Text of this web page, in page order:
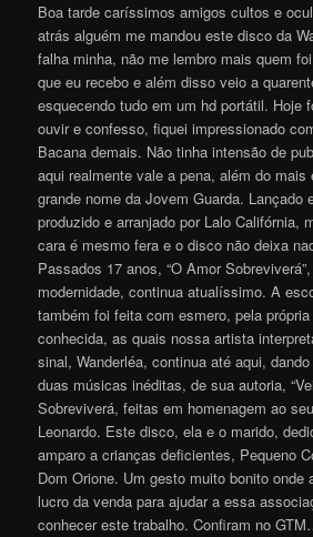
Boa tarde caríssimos amigos cultos e
atrás alguém me mandou este disco da
falha minha, não me lembro mais quem
que eu recebo e além disso veio a
esquecendo tudo em um hd portátil. Hoje
ouvir e confesso, fiquei impressionado
Bacana demais. Não tinha intensão de
aqui realmente vale a pena, além do mais
grande nome da Jovem Guarda. Lançado
produzido e arranjado por Lalo Califórnia,
cara é mesmo fera e o disco não deixa
Passados 17 anos, “O Amor
modernidade, continua atualíssimo. A
também foi feita com esmero, pela
conhecida, as quais nossa artista
sinal, Wanderléa, continua até aqui,
duas músicas inéditas, de sua autoria,
Sobreviverá, feitas em homenagem ao
Leonardo. Este disco, ela e o marido,
amparo a crianças deficientes, Pequeno
Dom Orione. Um gesto muito bonito onde
lucro da venda para ajudar a essa
conhecer este trabalho. Confiram no